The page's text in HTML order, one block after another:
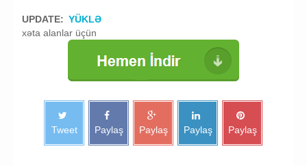
UPDATE: YÜKLƏ
xəta alanlar üçün
Tweet Paylaş Paylaş Paylaş Paylaş